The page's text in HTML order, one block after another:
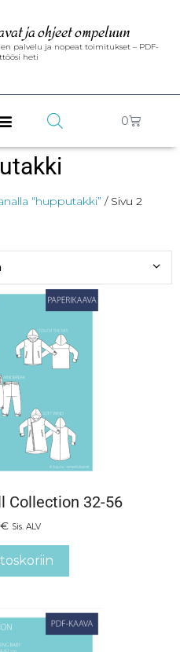
ja ohjeet ompeluun
palvelu ja nopeat toimitukset – PDF-
heti
0
“hupputakki” / Sivu 2
Collection 32-56
€ Sis. ALV